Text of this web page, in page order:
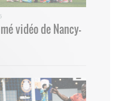
vidéo de Nancy-